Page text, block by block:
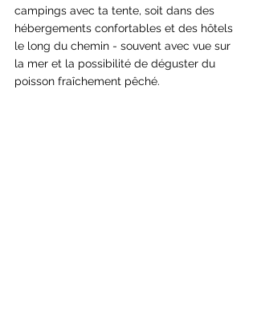
campings avec ta tente, soit dans des
hébergements confortables et des hôtels
le long du chemin - souvent avec vue sur
la mer et la possibilité de déguster du
poisson fraîchement pêché.